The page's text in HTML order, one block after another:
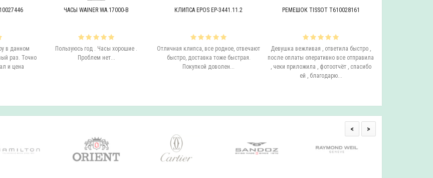
в данном
раз. Точно
и цена
ЧАСЫ WAINER WA.17000-B
Пользуюсь год . Часы хорошие .
Проблем нет...
КЛИПСА EPOS EP-3441.11.2
Отличная клипса, все родное, отвечают
быстро, доставка тоже быстрая.
Покупкой доволен...
РЕМЕШОК TISSOT T610028161
Девушка вежливая , ответила быстро ,
после оплаты оперативно все отправила
, чеки приложила , фотоотчёт , спасибо
ей , благодарю...
< >